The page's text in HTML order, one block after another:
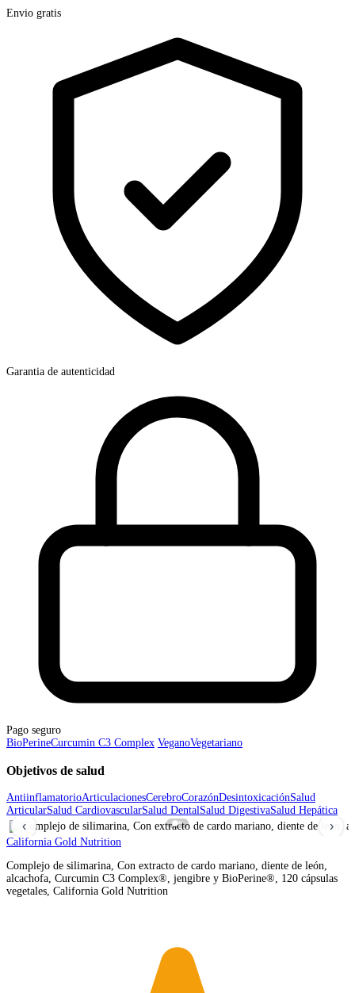
Envio gratis
Garantia de autenticidad
Pago seguro
BioPerineCurcumin C3 Complex VeganoVegetariano
Objetivos de salud
AntiinflamatorioArticulacionesCerebroCorazónDesintoxicaciónSalud
ArticularSalud CardiovascularSalud DentalSalud DigestivaSalud Hepática
‹ ›
California Gold Nutrition
Complejo de silimarina, Con extracto de cardo mariano, diente de león,
alcachofa, Curcumin C3 Complex®, jengibre y BioPerine®, 120 cápsulas
vegetales, California Gold Nutrition